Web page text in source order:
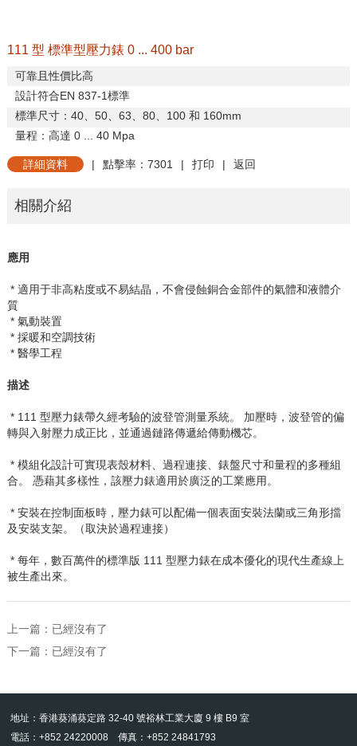
111 型 標準型壓力錶 0 ... 400 bar
可靠且性價比高
設計符合EN 837-1標準
標準尺寸： 40、 50、 63、 80、 100 和 160mm
量程：高達 0 ... 40 Mpa
詳細資料 | 點擊率：7301 | 打印 | 返回
相關介紹
應用
* 適用于非高粘度或不易結晶，不會侵蝕銅合金部件的氣體和液體介
質
* 氣動裝置
* 採暖和空調技術
* 醫學工程
描述
* 111 型壓力錶帶久經考驗的波登管測量系統。
加壓時，波登管的偏
轉與入射壓力成正比，並通過鏈路傳遞給傳動機芯。
* 模組化設計可實現表殼材料、過程連接、錶盤尺寸和量程的多種組
合。
憑藉其多樣性，該壓力錶適用於廣泛的工業應用。
* 安裝在控制面板時，壓力錶可以配備一個表面安裝法蘭或三角形擋
及安裝支架。（取決於過程連接）
* 每年，數百萬件的標準版 111 型壓力錶在成本優化的現代生產線上
被生產出來。
上一篇：已經沒有了
下一篇：已經沒有了
地址：香港葵涌葵定路 32-40 號裕林工業大廈 9 樓 B9 室
電話：+852 24220008 傳真：+852 24841793